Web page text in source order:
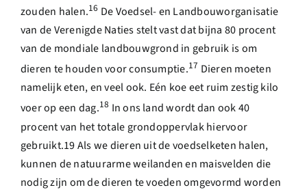
zouden halen.16 De Voedsel- en Landbouworganisatie
van de Verenigde Naties stelt vast dat bijna 80 procent
van de mondiale landbouwgrond in gebruik is om
dieren te houden voor consumptie.17 Dieren moeten
namelijk eten, en veel ook. Eén koe eet ruim zestig kilo
voer op een dag.18 In ons land wordt dan ook 40
procent van het totale grondoppervlak hiervoor
gebruikt.19 Als we dieren uit de voedselketen halen,
kunnen de natuurarme weilanden en maisvelden die
nodig zijn om de dieren te voeden omgevormd worden